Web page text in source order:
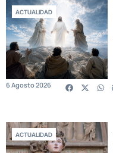
ACTUALIDAD
6 Agosto 2026
ACTUALIDAD